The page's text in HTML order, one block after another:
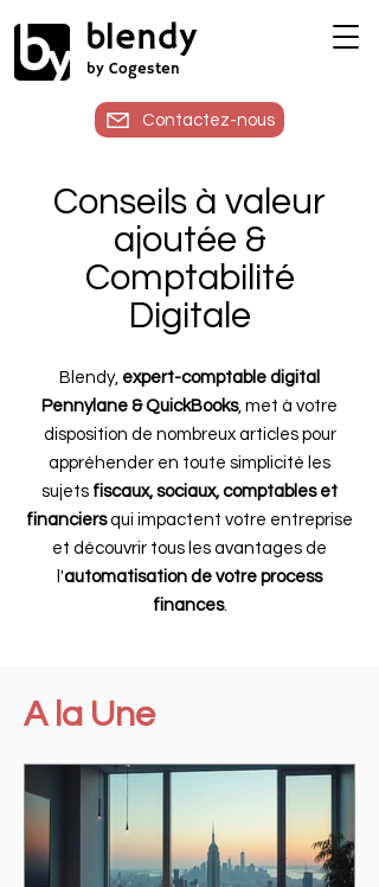
blendy
by Cogesten
Contactez-nous
Conseils à valeur
ajoutée &
Comptabilité
Digitale
Blendy, expert-comptable digital
Pennylane & QuickBooks, met à votre
disposition de nombreux articles pour
appréhender en toute simplicité les
sujets fiscaux, sociaux, comptables et
financiersqui impactent votre entreprise
et découvrir tous les avantages de
l'automatisation de votre process
finances.
A la Une